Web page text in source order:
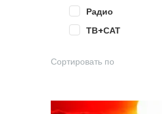
Радио
ТВ+САТ
Сортировать по